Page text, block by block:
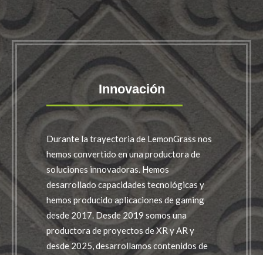
Innovación
Durante la trayectoria de LemonGrass nos
hemos convertido en una productora de
soluciones innovadoras. Hemos
desarrollado capacidades tecnológicas y
hemos producido aplicaciones de gaming
desde 2017. Desde 2019 somos una
productora de proyectos de XR y AR y
desde 2025, desarrollamos contenidos de